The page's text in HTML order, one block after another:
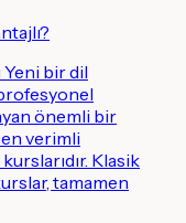
bir dil
önemli bir
verimli
Klasik
tamamen